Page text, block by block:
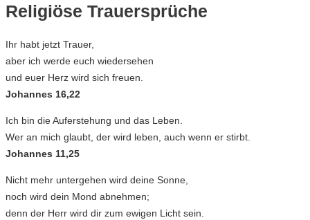
Religiöse Trauersprüche
Ihr habt jetzt Trauer,
aber ich werde euch wiedersehen
und euer Herz wird sich freuen.
Johannes 16,22
Ich bin die Auferstehung und das Leben.
Wer an mich glaubt, der wird leben, auch wenn er stirbt.
Johannes 11,25
Nicht mehr untergehen wird deine Sonne,
noch wird dein Mond abnehmen;
denn der Herr wird dir zum ewigen Licht sein.